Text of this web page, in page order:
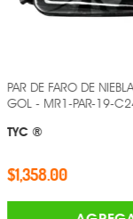
VOLKSWAGEN
C241-05-2B -